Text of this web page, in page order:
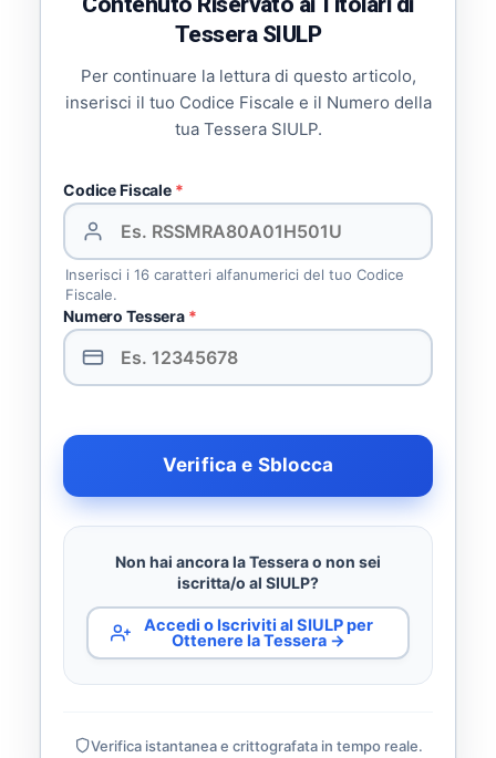
Tessera SIULP
Per continuare la lettura di questo articolo,
inserisci il tuo Codice Fiscale e il Numero della
tua Tessera SIULP.
Codice Fiscale *
Inserisci i 16 caratteri alfanumerici del tuo Codice
Fiscale.
Numero Tessera *
Verifica e Sblocca
Non hai ancora la Tessera o non sei
iscritta/o al SIULP?
Accedi o Iscriviti al SIULP per
Ottenere la Tessera →
Verifica istantanea e crittografata in tempo reale.